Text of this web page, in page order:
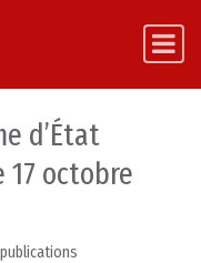
d’État
17 octobre